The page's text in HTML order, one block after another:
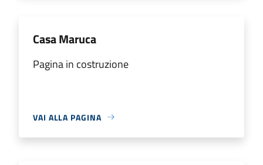
Casa Maruca
Pagina in costruzione
VAI ALLA PAGINA